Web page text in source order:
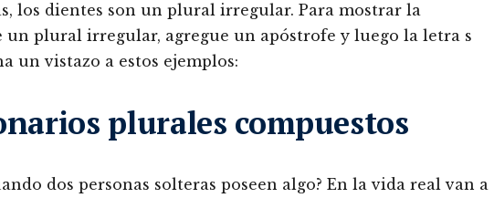
los dientes son un plural irregular. Para mostrar la
un plural irregular, agregue un apóstrofe y luego la letra s
un vistazo a estos ejemplos:
plurales compuestos
dos personas solteras poseen algo? En la vida real van a